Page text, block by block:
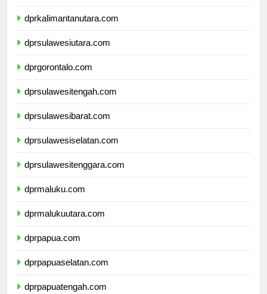
dprkalimantanutara.com
dprsulawesiutara.com
dprgorontalo.com
dprsulawesitengah.com
dprsulawesibarat.com
dprsulawesiselatan.com
dprsulawesitenggara.com
dprmaluku.com
dprmalukuutara.com
dprpapua.com
dprpapuaselatan.com
dprpapuatengah.com